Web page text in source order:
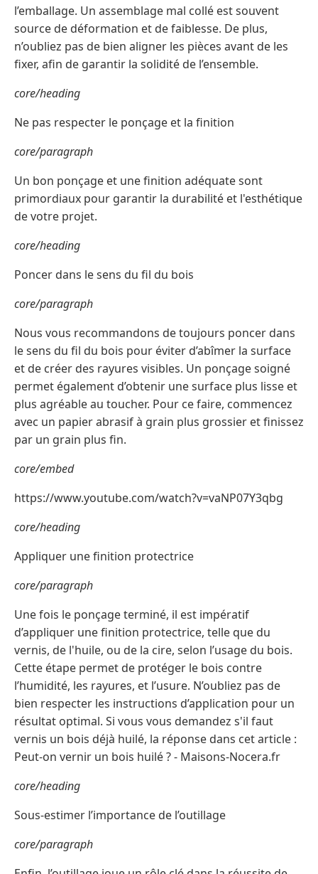
l’emballage. Un assemblage mal collé est souvent
source de déformation et de faiblesse. De plus,
n’oubliez pas de bien aligner les pièces avant de les
fixer, afin de garantir la solidité de l’ensemble.
core/heading
Ne pas respecter le ponçage et la finition
core/paragraph
Un bon ponçage et une finition adéquate sont
primordiaux pour garantir la durabilité et l'esthétique
de votre projet.
core/heading
Poncer dans le sens du fil du bois
core/paragraph
Nous vous recommandons de toujours poncer dans
le sens du fil du bois pour éviter d’abîmer la surface
et de créer des rayures visibles. Un ponçage soigné
permet également d’obtenir une surface plus lisse et
plus agréable au toucher. Pour ce faire, commencez
avec un papier abrasif à grain plus grossier et finissez
par un grain plus fin.
core/embed
https://www.youtube.com/watch?v=vaNP07Y3qbg
core/heading
Appliquer une finition protectrice
core/paragraph
Une fois le ponçage terminé, il est impératif
d’appliquer une finition protectrice, telle que du
vernis, de l'huile, ou de la cire, selon l’usage du bois.
Cette étape permet de protéger le bois contre
l’humidité, les rayures, et l’usure. N’oubliez pas de
bien respecter les instructions d’application pour un
résultat optimal. Si vous vous demandez s'il faut
vernis un bois déjà huilé, la réponse dans cet article :
Peut-on vernir un bois huilé ? - Maisons-Nocera.fr
core/heading
Sous-estimer l’importance de l’outillage
core/paragraph